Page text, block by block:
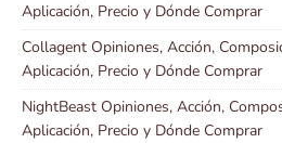
Aplicación, Precio y Dónde Comprar
Collagent Opiniones, Acción,
Aplicación, Precio y Dónde Comprar
NightBeast Opiniones, Acción,
Aplicación, Precio y Dónde Comprar